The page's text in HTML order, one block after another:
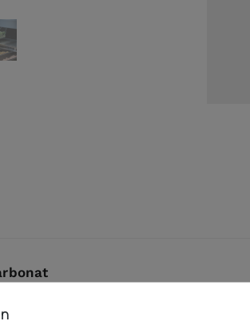
larger image
schlagfest, hygienisch,